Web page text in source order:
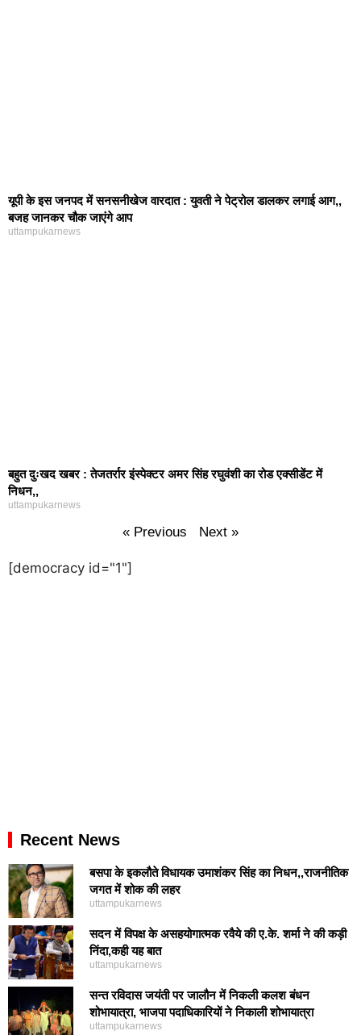
यूपी के इस जनपद में सनसनीखेज वारदात : युवती ने पेट्रोल डालकर लगाई आग,,
बजह जानकर चौक जाएंगे आप
uttampukarnews
बहुत दुःखद खबर : तेजतर्रार इंस्पेक्टर अमर सिंह रघुवंशी का रोड एक्सीडेंट में
निधन,,
uttampukarnews
« Previous Next »
[democracy id="1"]
Recent News
बसपा के इकलौते विधायक उमाशंकर सिंह का निधन,,राजनीतिक
जगत में शोक की लहर
uttampukarnews
सदन में विपक्ष के असहयोगात्मक रवैये की ए.के. शर्मा ने की कड़ी
निंदा,कही यह बात
uttampukarnews
सन्त रविदास जयंती पर जालौन में निकली कलश बंधन
शोभायात्रा, भाजपा पदाधिकारियों ने निकाली शोभायात्रा
uttampukarnews